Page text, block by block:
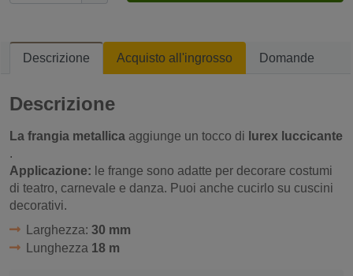
Descrizione Acquisto all'ingrosso Domande
Descrizione
La frangia metallica aggiunge un tocco di lurex luccicante
.
Applicazione: le frange sono adatte per decorare costumi
di teatro, carnevale e danza. Puoi anche cucirlo su cuscini
decorativi.
Larghezza: 30 mm
Lunghezza 18 m